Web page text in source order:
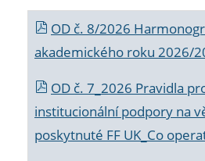
OD č. 8/2026
akademického roku 2026/
OD č. 7_2026 Pravidla
institucionální podpory na
poskytnuté FF UK_Co